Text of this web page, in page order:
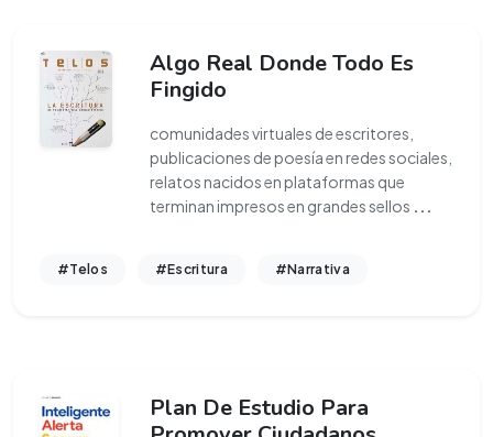
Algo Real Donde Todo Es
Fingido
comunidades virtuales de escritores,
publicaciones de poesía en redes sociales,
relatos nacidos en plataformas que
terminan impresos en grandes sellos ...
#Telos #Escritura #Narrativa
Plan De Estudio Para